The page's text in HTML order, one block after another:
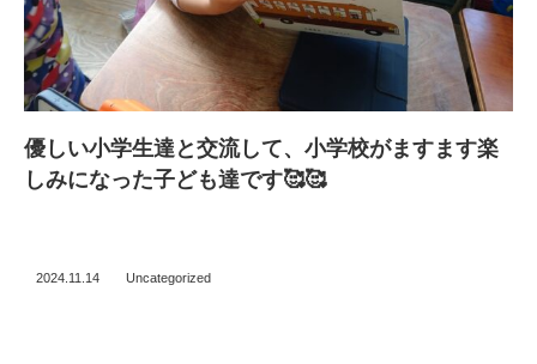
優しい小学生達と交流して、小学校がますます楽
しみになった子ども達です🥰🥰
2024.11.14 Uncategorized